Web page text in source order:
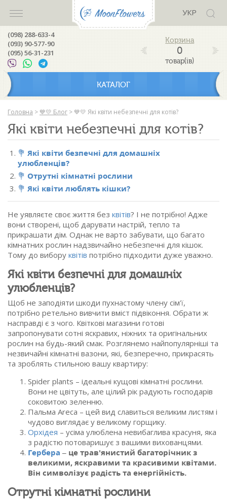
УКР
(098) 288-633-4
(093) 90-577-90
(095) 56-31-231
0
товар(ів)
КАТАЛОГ
Головна > 💙💛 Блог > 💙💛 Які квіти небезпечні для котів?
Які квіти небезпечні для котів?
💐 Які квіти безпечні для домашніх
улюбленців?
💐 Отрутні кімнатні рослини
💐 Які квіти люблять кішки?
Не уявляєте своє життя без квітів? І не потрібно! Адже
вони створені, щоб дарувати настрій, тепло та
прикрашати дім. Однак не варто забувати, що багато
кімнатних рослин надзвичайно небезпечні для кішок.
Тому до вибору квітів потрібно підходити дуже уважно.
Які квіти безпечні для домашніх
улюбленців?
Щоб не заподіяти шкоди пухнастому члену сім'ї,
потрібно ретельно вивчити вміст підвіконня. Обрати ж
насправді є з чого. Квіткові магазини готові
запропонувати сотні яскравих, ніжних та оригінальних
рослин на будь-який смак. Розглянемо найпопулярніші та
незвичайні кімнатні вазони, які, безперечно, прикрасять
та зроблять стильною вашу квартиру:
Spider plants – ідеальні кущові кімнатні рослини.
Вони не цвітуть, але цілий рік радують господарів
соковитою зеленню.
Пальма Areca – цей вид славиться великим листям і
чудово виглядає у великому горщику.
Орхідея – усіма улюблена невибаглива красуня, яка
з радістю потоваришує з вашими вихованцями.
Гербера – це трав'янистий багаторічник з
великими, яскравими та красивими квітами.
Він символізує радість та енергійність.
Отрутні кімнатні рослини